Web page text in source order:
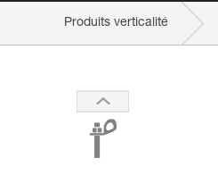
Produits verticalité